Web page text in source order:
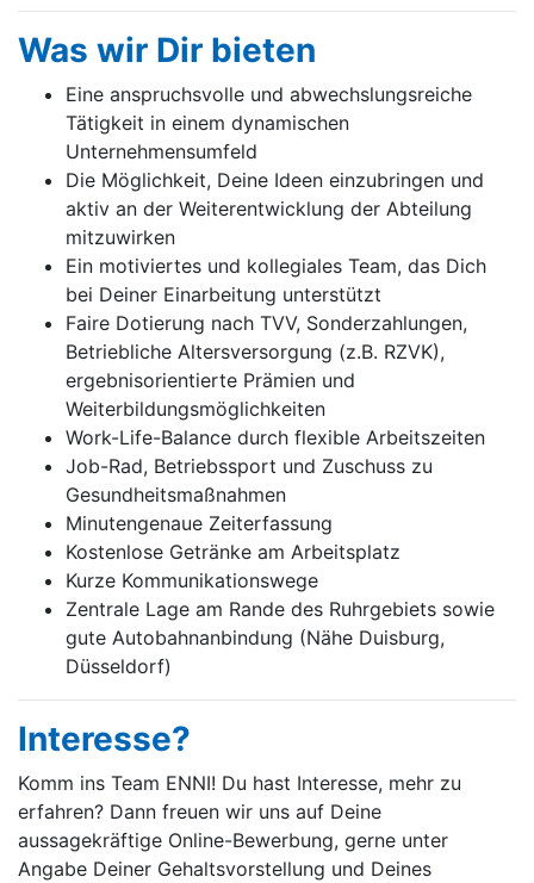
Was wir Dir bieten
Eine anspruchsvolle und abwechslungsreiche
Tätigkeit in einem dynamischen
Unternehmensumfeld
Die Möglichkeit, Deine Ideen einzubringen und
aktiv an der Weiterentwicklung der Abteilung
mitzuwirken
Ein motiviertes und kollegiales Team, das Dich
bei Deiner Einarbeitung unterstützt
Faire Dotierung nach TVV, Sonderzahlungen,
Betriebliche Altersversorgung (z.B. RZVK),
ergebnisorientierte Prämien und
Weiterbildungsmöglichkeiten
Work-Life-Balance durch flexible Arbeitszeiten
Job-Rad, Betriebssport und Zuschuss zu
Gesundheitsmaßnahmen
Minutengenaue Zeiterfassung
Kostenlose Getränke am Arbeitsplatz
Kurze Kommunikationswege
Zentrale Lage am Rande des Ruhrgebiets sowie
gute Autobahnanbindung (Nähe Duisburg,
Düsseldorf)
Interesse?
Komm ins Team ENNI! Du hast Interesse, mehr zu
erfahren? Dann freuen wir uns auf Deine
aussagekräftige Online-Bewerbung, gerne unter
Angabe Deiner Gehaltsvorstellung und Deines